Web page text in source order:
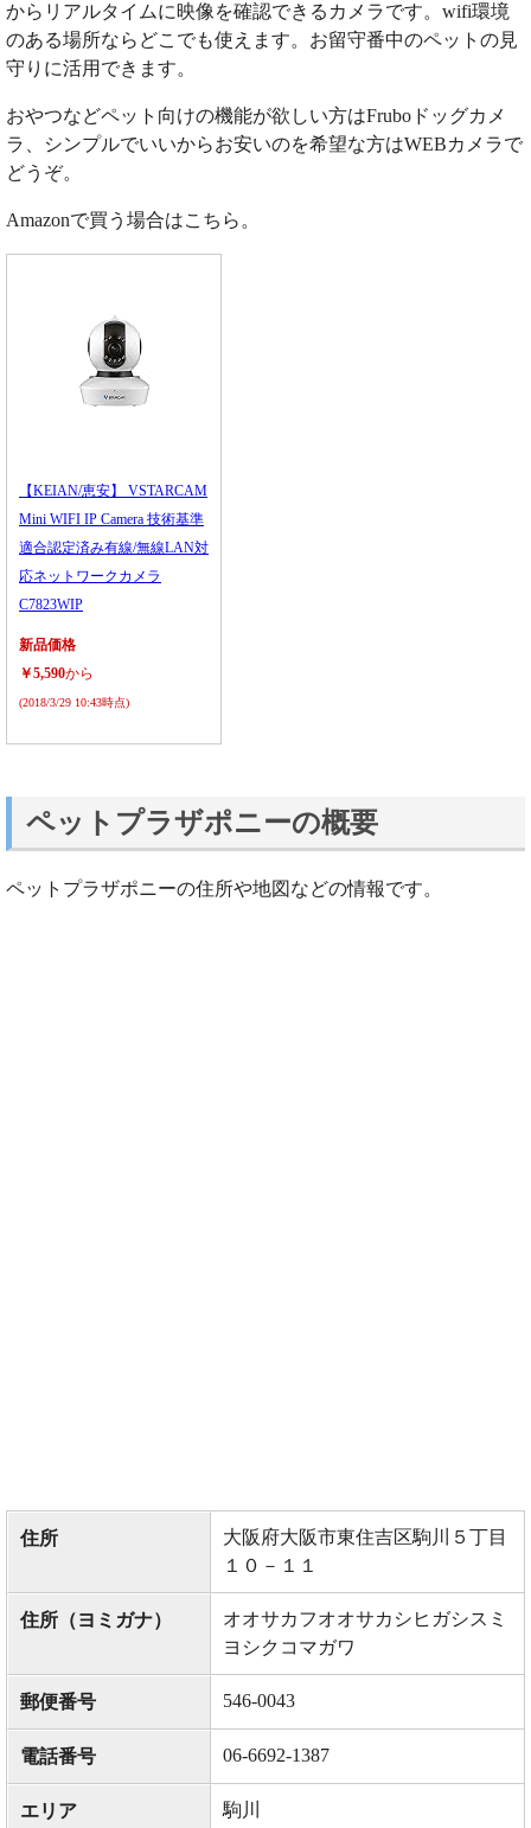
からリアルタイムに映像を確認できるカメラです。wifi環境
のある場所ならどこでも使えます。お留守番中のペットの見
守りに活用できます。
おやつなどペット向けの機能が欲しい方はFruboドッグカメ
ラ、シンプルでいいからお安いのを希望な方はWEBカメラで
どうぞ。
Amazonで買う場合はこちら。
【KEIAN/恵安】 VSTARCAM
Mini WIFI IP Camera 技術基準
適合認定済み有線/無線LAN対
応ネットワークカメラ
C7823WIP
新品価格
￥5,590から
(2018/3/29 10:43時点)
ペットプラザポニーの概要
ペットプラザポニーの住所や地図などの情報です。
住所
大阪府大阪市東住吉区駒川５丁目
１０－１１
住所（ヨミガナ）
オオサカフオオサカシヒガシスミ
ヨシクコマガワ
郵便番号 546-0043
電話番号 06-6692-1387
エリア 駒川